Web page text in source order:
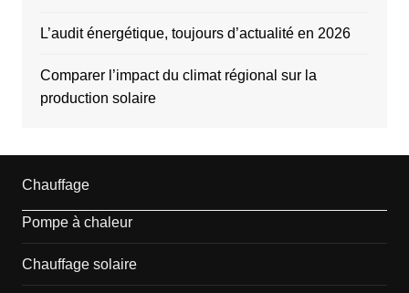
L’audit énergétique, toujours d’actualité en 2026
Comparer l’impact du climat régional sur la
production solaire
Chauffage
Pompe à chaleur
Chauffage solaire